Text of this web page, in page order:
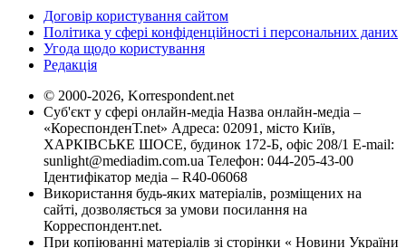
Договір користування сайтом
Політика у сфері конфіденційності і персональних даних
Угода щодо користування
Редакція
© 2000-2026, Korrespondent.net
Суб'єкт у сфері онлайн-медіа Назва онлайн-медіа –
«КореспонденТ.net» Адреса: 02091, місто Київ,
ХАРКІВСЬКЕ ШОСЕ, будинок 172-Б, офіс 208/1 E-mail:
sunlight@mediadim.com.ua Телефон: 044-205-43-00
Ідентифікатор медіа – R40-06068
Використання будь-яких матеріалів, розміщених на
сайті, дозволяється за умови посилання на
Корреспондент.net.
При копіюванні матеріалів зі сторінки « Новини України